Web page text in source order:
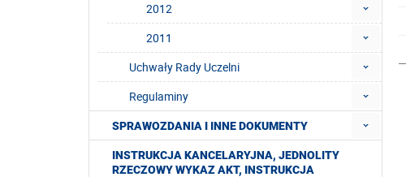
2012
2011
Uchwały Rady Uczelni
Regulaminy
SPRAWOZDANIA I INNE DOKUMENTY
INSTRUKCJA KANCELARYJNA, JEDNOLITY
RZECZOWY WYKAZ AKT, INSTRUKCJA